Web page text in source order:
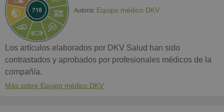
Autor/a: Equipo médico DKV
Los artículos elaborados por DKV Salud han sido
contrastados y aprobados por profesionales médicos de la
compañía.
Más sobre Equipo médico DKV